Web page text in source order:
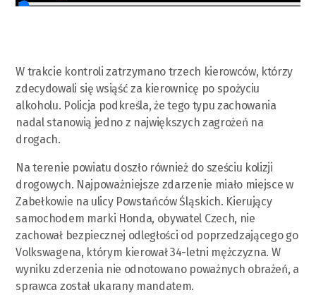
W trakcie kontroli zatrzymano trzech kierowców, którzy
zdecydowali się wsiąść za kierownicę po spożyciu
alkoholu. Policja podkreśla, że tego typu zachowania
nadal stanowią jedno z największych zagrożeń na
drogach.
Na terenie powiatu doszło również do sześciu kolizji
drogowych. Najpoważniejsze zdarzenie miało miejsce w
Zabełkowie na ulicy Powstańców Śląskich. Kierujący
samochodem marki Honda, obywatel Czech, nie
zachował bezpiecznej odległości od poprzedzającego go
Volkswagena, którym kierował 34-letni mężczyzna. W
wyniku zderzenia nie odnotowano poważnych obrażeń, a
sprawca został ukarany mandatem.